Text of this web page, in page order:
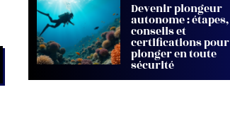
Devenir plongeur
autonome : étapes,
conseils et
certifications pour
plonger en toute
sécurité